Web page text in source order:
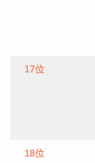
17位
18位